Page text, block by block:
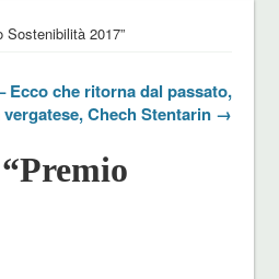
2017”
Ecco che ritorna dal passato,
vergatese, Chech Stentarin →